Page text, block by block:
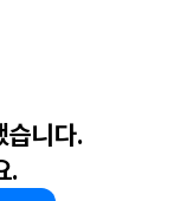
습니다.
.